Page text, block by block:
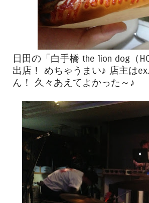
日田の「白手橋 the lion dog（
出店！ めちゃうまい♪ 店主は
ん！ 久々あえてよかった～♪